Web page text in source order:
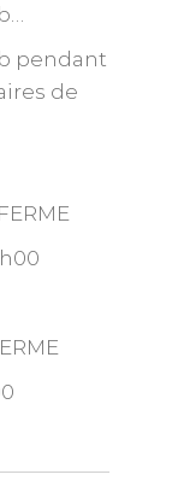
pendant
de